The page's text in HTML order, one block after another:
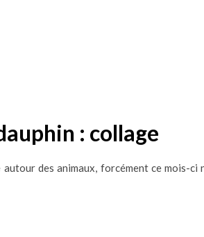
: collage
des animaux, forcément ce mois-ci